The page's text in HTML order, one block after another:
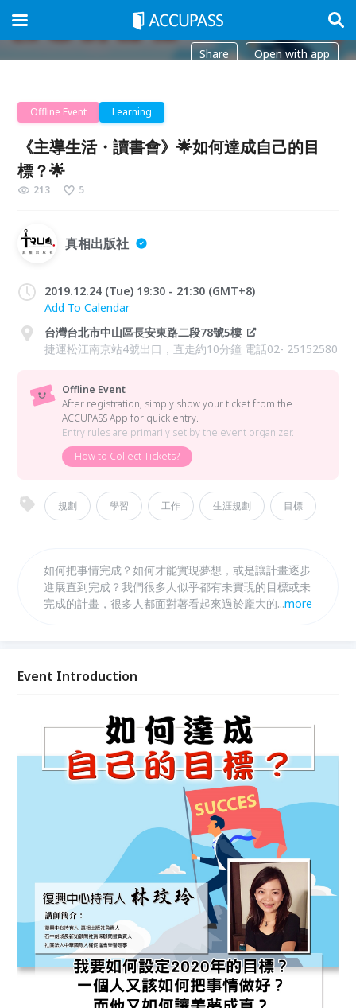
Share Open with app
Offline Event Learning
《​主導生活・讀書會》🌟如何達成自己的目
標？🌟
213 5
真相出版社
2019.12.24 (Tue) 19:30 - 21:30 (GMT+8)
Add To Calendar
台灣台北市中山區長安東路二段78號5樓
捷運松江南京站4號出口，直走約10分鐘 電話02- 25152580
Offline Event
After registration, simply show your ticket from the
ACCUPASS App for quick entry.
Entry rules are primarily set by the event organizer.
How to Collect Tickets?
規劃 學習 工作 生涯規劃 目標
如何把事情完成？如何才能實現夢想，或是讓計畫逐步
進展直到完成？我們很多人似乎都有未實現的目標或未
完成的計畫，很多人都面對著看起來過於龐大的任務
...more
Event Introduction